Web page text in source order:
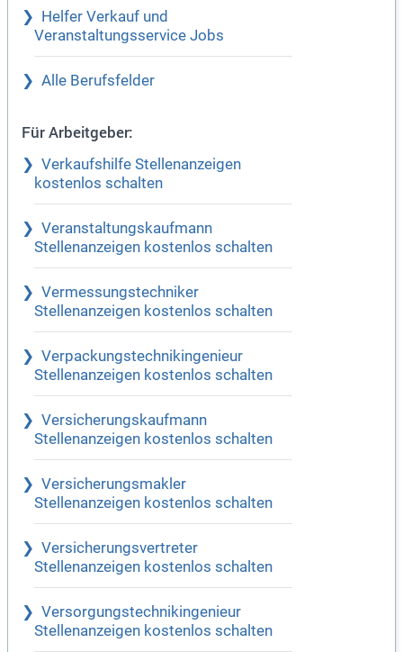
Helfer Verkauf und
Veranstaltungsservice Jobs
Alle Berufsfelder
Für Arbeitgeber:
Verkaufshilfe Stellenanzeigen
kostenlos schalten
Veranstaltungskaufmann
Stellenanzeigen kostenlos schalten
Vermessungstechniker
Stellenanzeigen kostenlos schalten
Verpackungstechnikingenieur
Stellenanzeigen kostenlos schalten
Versicherungskaufmann
Stellenanzeigen kostenlos schalten
Versicherungsmakler
Stellenanzeigen kostenlos schalten
Versicherungsvertreter
Stellenanzeigen kostenlos schalten
Versorgungstechnikingenieur
Stellenanzeigen kostenlos schalten